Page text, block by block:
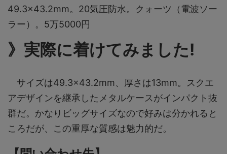
49.3×43.2mm。20気圧防水。クォーツ（電波ソー
ラー）。5万5000円
》実際に着けてみました!
サイズは49.3×43.2mm、厚さは13mm。スクエ
アデザインを継承したメタルケースがインパクト抜
群だ。かなりビッグサイズなので好みは分かれると
ころだが、この重厚な質感は魅力的だ。